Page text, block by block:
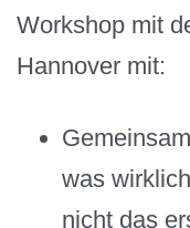
Workshop mit
Hannover mit:
was
nicht das